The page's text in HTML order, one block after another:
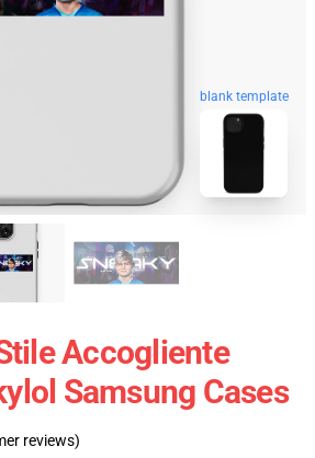
blank template
Accogliente
Samsung Cases
reviews)